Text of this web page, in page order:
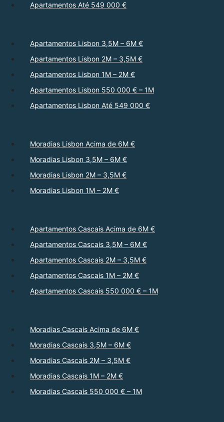
Apartamentos Até 549 000 €
Apartamentos Lisbon 3,5M – 6M €
Apartamentos Lisbon 2M – 3,5M €
Apartamentos Lisbon 1M – 2M €
Apartamentos Lisbon 550 000 € – 1M
Apartamentos Lisbon Até 549 000 €
Moradias Lisbon Acima de 6M €
Moradias Lisbon 3,5M – 6M €
Moradias Lisbon 2M – 3,5M €
Moradias Lisbon 1M – 2M €
Apartamentos Cascais Acima de 6M €
Apartamentos Cascais 3,5M – 6M €
Apartamentos Cascais 2M – 3,5M €
Apartamentos Cascais 1M – 2M €
Apartamentos Cascais 550 000 € – 1M
Moradias Cascais Acima de 6M €
Moradias Cascais 3,5M – 6M €
Moradias Cascais 2M – 3,5M €
Moradias Cascais 1M – 2M €
Moradias Cascais 550 000 € – 1M